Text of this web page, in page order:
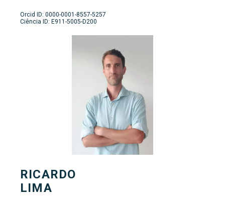
Orcid ID: 0000-0001-8557-5257
Ciência ID: E911-5005-D200
RICARDO
LIMA